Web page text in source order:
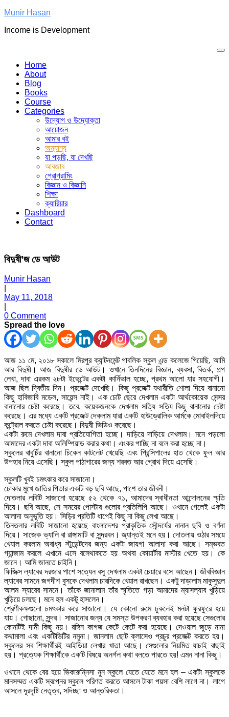
Skip
content
Munir Hasan
Income is Development
Home
About
Blog
Books
Course
Categories
উদ্যোগ ও উদ্যোক্তা
আয়োজন
আমার বই
অন্যান্য
যা পড়ছি, যা দেখছি
আবজাব
প্রোগ্রামিং
বিজ্ঞান ও বিজ্ঞানি
শিক্ষা
ক্যারিয়ার
Dashboard
Contact
বিদুষী’জ ডে আউট
Munir Hasan
May 11, 2018
0 Comment
Spread the love
আজ ১১ মে, ২০১৮ সকালে মিরপুর ক্যান্টনমেন্ট পাবলিক স্কুল এন্ড কলেজে গিয়েছি, আমি
আর বিদুষী। আজ বিদুষীর ডে আউট। ওখানে তিনদিনের বিজ্ঞান, ব্যবসা, বিতর্ক, গল্প
লেখা, দাবা এরকম ২৮টা ইভেন্টের একটা কার্নিভাল হচ্ছে, প্রথম আলো যার সহযোগী।
আজ ছিল দ্বিতীয় দিন। প্রজেক্ট দেখেছি। কিছু প্রজেক্ট যথারীতি শোলা দিয়ে বানানো
কিছু হাবিজাবি মডেল, সায়েন্স নাই। এক চোট ছেরে দেখলাম একটা আর্থকোয়েক সেন্সর
বানানোর চেষ্টা করেছে। তবে, কয়েকজনকে দেখলাম সত্যি সত্যি কিছু বানানোর চেষ্টা
করেছে। এর মধ্যে একটি প্রজেক্ট দেকলাম যারা একটি হাউড্রোলিক আর্মকে মোবাইলদিয়ে
কন্ট্রোল করতে চেষ্টা করেছে। বিদুষী ভিডিও করেছে।
একটা রুমে দেখলাম দাবা প্রতিযোগিতা হচ্ছে। দাড়িয়ে দাড়িয়ে দেখলাম। মনে পড়লো
আমাদের একটা দাবা অলিম্পিয়াড করার কথা। এংকর পাচ্ছি না বলে করা হচ্ছে না।
স্কুলের বাবুর্চির বানানো চিকেন কাটলেট খেয়েছি এবং প্রিন্সিপালের হাত থেকে ফুল আর
উপহার নিয়ে এসেছি। স্কুল পাঠাগারের জন্য শরবত আর গ্রোথ দিয়ে এসেছি।
স্কুলটি খুবই চমৎকার করে সাজানো।
ঢোকার মুখে জাতির পিতার একটি বড় ছবি আছে, পাশে তার জীবনী।
দোতলার লবিটি সাজানো হয়েছে ৫২ থেকে ৭১, আমাদের স্বাধীনতা আন্দোলনের স্মৃতি
দিয়ে। ছবি আছে, সে সময়ের পোস্টার গুলোর প্রতিলিপি আছে। ওখানে গেলেই একটা
আলাদা অনুভূতি হয়। সিড়ির প্রতিটি ধাপেই কিছু না কিছু লেখা আছে।
তিনতলার লবিটি সাজানো হয়েছে বাংলাদেশর প্রাকৃতিক সৌন্দর্যের নানান ছবি ও বর্ণনা
দিয়ে। সাজেক ভ্যালি বা রাঙ্গামাটি বা সুন্দরবন। জ্যান্তই মনে হয়। দোতলায় ওঠার সময়ে
খেযাল করলাম অবাধ্য স্টুডেন্টদের জন্য একটা জায়গা আলাদা করা আছে। সম্ভবত
গ্যান্জাম করলে এখানে এসে বসেথাকতে হয় অথবা কোয়ার্টার মাস্টার খেতে হয়। কে
জানে। আমি জানতে চাইনি।
ফিজিক্স ল্যাবের দরজার পাশে সত্যেন বসু দেখলাম একটা চেয়ারে বসে আছেন। জীববিজ্ঞান
ল্যাবের সামনে জগদীশ বুসকে দেখলাম চারদিকে খেয়াল রাখছেন। একটু দাড়ালাম মাকুসুদুল
আলম স্যারের সামনে। তাঁকে জানালাম তাঁর স্মৃতিতে গড়া আমাদের ম্যাসল্যাব খুড়িয়ে
খুড়িয়ে চলছে। মনে হল একটু হাসলেন।
শ্রেণীকক্ষগুলো চমৎকার করে সাজানো। যে কোনো রুমে ঢুকলেই মনটা ফুরফুরে হয়ে
যায়। গোছানো, সুন্দর। সাজানোর জন্য যে সমস্ত উপকরণ ব্যবহার করা হয়েছে সেগুলোর
কোনটিই দামী কিছু নয়। রঙ্গিন কাগজ কেটে কেটে করা হয়েছে। দেওয়াল জুড়ে নানা
কথামালা এবং একটিভিটির নমুনা। জানলাম ছোট ক্লাসেও প্রচুর প্রজেক্ট করতে হয়।
স্কুলের সব শিক্ষার্থীরই আইডিয়া লেখার খাতা আছে। সেগুলোর নিয়মিত যাচাই বাছাই
হয়। প্রত্যেক শিক্ষার্থীকে একটি বিষয়ে অনর্গল কথা বলতে পারতে হয়! এমন নানা কিছু।
ওখানে থেকে বের হয়ে ভিকারুন্নিসা নুন স্কুলে যেতে যেতে মনে হল – একটা স্কুলকে
মানসম্মত একটি স্বপ্নের স্কুলে পরিণত করতে আসলে টাকা পয়সা বেশি লাগে না। লাগে
আসলে দূরদৃষ্টি নেতৃত্ব, সদিচ্ছা ও আন্তরিকতা।